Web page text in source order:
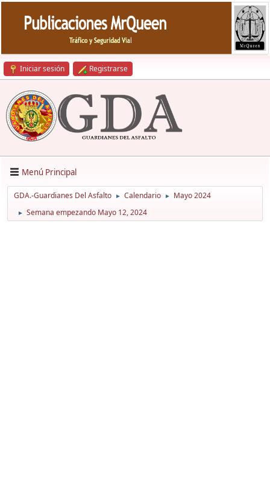
Iniciar sesión Registrarse
Menú Principal
GDA.-Guardianes Del Asfalto ► Calendario ► Mayo 2024
► Semana empezando Mayo 12, 2024